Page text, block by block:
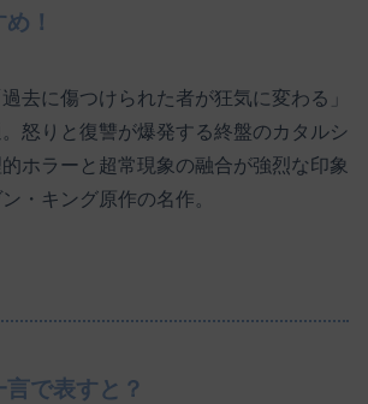
！
去に傷つけられた者が狂気に変わる」
怒りと復讐が爆発する終盤のカタルシ
ホラーと超常現象の融合が強烈な印象
・キング原作の名作。
で表すと？